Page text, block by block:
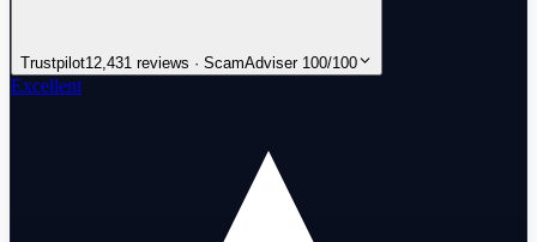
Trustpilot12,431 reviews · ScamAdviser 100/100
Excellent